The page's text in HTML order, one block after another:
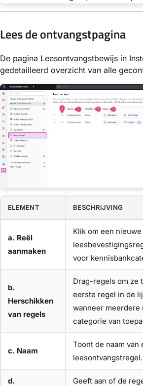
Lees de ontvangstpagina
De pagina Leesontvangstbewijs in
gedetailleerd overzicht van alle
ELEMENT BESCHRIJVING
a. Reël
aanmaken
Klik om een nieuwe
voor
b.
Herschikken
van regels
Drag-regels om ze
eerste regel in de
wanneer
categorie van
c. Naam
Toont de naam van
leesontvangstregel.
d.
Geeft aan of de